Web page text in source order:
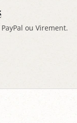
ou Virement.